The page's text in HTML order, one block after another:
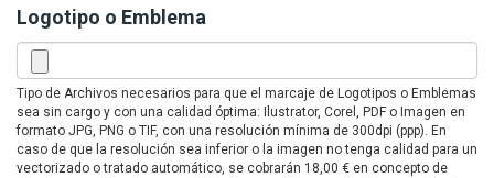
Logotipo o Emblema
Tipo de Archivos necesarios para que el marcaje de Logotipos o Emblemas
sea sin cargo y con una calidad óptima: Ilustrator, Corel, PDF o Imagen en
formato JPG, PNG o TIF, con una resolución mínima de 300dpi (ppp). En
caso de que la resolución sea inferior o la imagen no tenga calidad para un
vectorizado o tratado automático, se cobrarán 18,00 € en concepto de